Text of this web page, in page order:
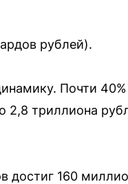
рублей).
Почти
2,8 триллиона
достиг 160